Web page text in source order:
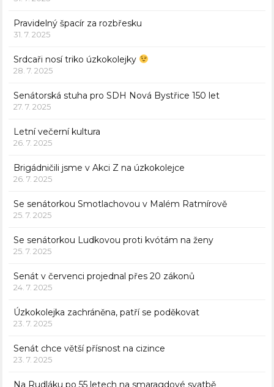
Pravidelný špacír za rozbřesku
31. 7. 2025
Srdcaři nosí triko úzkokolejky
28. 7. 2025
Senátorská stuha pro SDH Nová Bystřice 150 let
27. 7. 2025
Letní večerní kultura
26. 7. 2025
Brigádničili jsme v Akci Z na úzkokolejce
26. 7. 2025
Se senátorkou Smotlachovou v Malém Ratmírově
25. 7. 2025
Se senátorkou Ludkovou proti kvótám na ženy
25. 7. 2025
Senát v červenci projednal přes 20 zákonů
24. 7. 2025
Úzkokolejka zachráněna, patří se poděkovat
23. 7. 2025
Senát chce větší přísnost na cizince
23. 7. 2025
Na Rudláku po 55 letech na smaragdové svatbě